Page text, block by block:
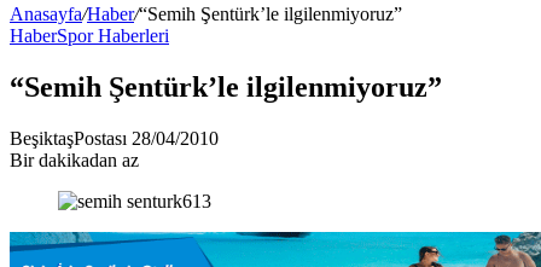
Anasayfa/Haber/“Semih Şentürk’le ilgilenmiyoruz”
HaberSpor Haberleri
“Semih Şentürk’le ilgilenmiyoruz”
BeşiktaşPostası Bir
e-
göndermek
28/04/2010
Bir dakikadan az